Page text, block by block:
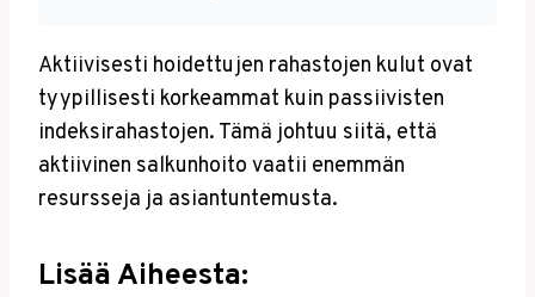
Aktiivisesti hoidettujen rahastojen kulut ovat
tyypillisesti korkeammat kuin passiivisten
indeksirahastojen. Tämä johtuu siitä, että
aktiivinen salkunhoito vaatii enemmän
resursseja ja asiantuntemusta.
Lisää Aiheesta: